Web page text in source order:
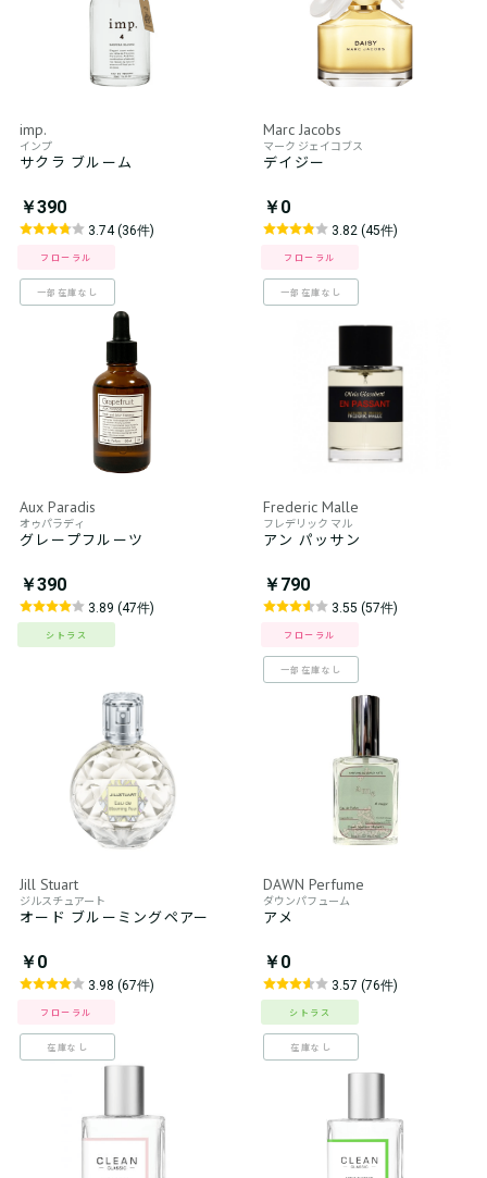
imp.
インプ
サクラ ブルーム
￥390
3.74 (36件)
フローラル
一部在庫なし
Marc Jacobs
マーク ジェイコブス
デイジー
￥0
3.82 (45件)
フローラル
一部在庫なし
Aux Paradis
オゥパラディ
グレープフルーツ
￥390
3.89 (47件)
シトラス
Frederic Malle
フレデリック マル
アン パッサン
￥790
3.55 (57件)
フローラル
一部在庫なし
Jill Stuart
ジルスチュアート
オード ブルーミングペアー
￥0
3.98 (67件)
フローラル
在庫なし
DAWN Perfume
ダウンパフューム
アメ
￥0
3.57 (76件)
シトラス
在庫なし